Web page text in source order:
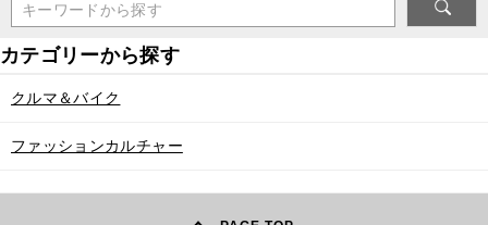
キーワードから探す
クルマ＆バイク
ファッションカルチャー